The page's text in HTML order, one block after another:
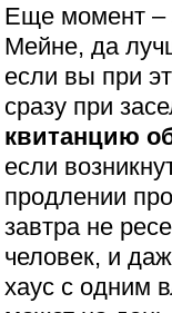
Еще момент –
Мейне, да
если вы при
сразу при
квитанцию
если
продлении
завтра не
человек, и
хаус с одним